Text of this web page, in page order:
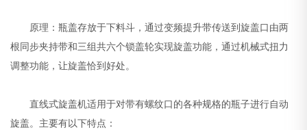
原理：瓶盖存放于下料斗，通过变频提升带传送到旋盖口由两
根同步夹持带和三组共六个锁盖轮实现旋盖功能，通过机械式扭力
调整功能，让旋盖恰到好处。
直线式旋盖机适用于对带有螺纹口的各种规格的瓶子进行自动
旋盖。主要有以下特点：